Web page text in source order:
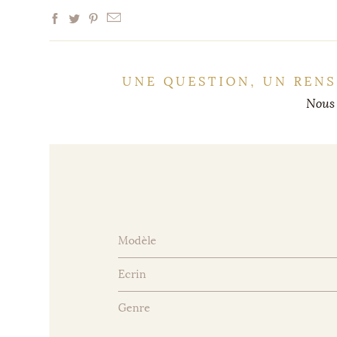
UNE QUESTION, UN
Modèle
Ecrin
Genre